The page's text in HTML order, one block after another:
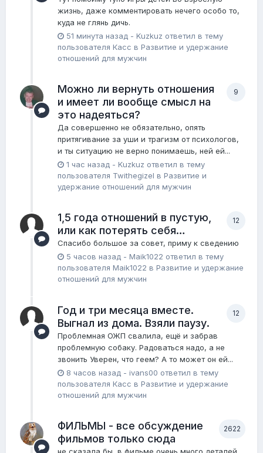
жизнь, даже комментировать нечего особо то,
куда не глянь дичь.
51 минута назад - Kuzkuz ответил в тему
пользователя Касс в Pазвитие и удержание
отношений для мужчин
9
Можно ли вернуть отношения
и имеет ли вообще смысл на
это надеяться?
Да совершенно не обязательно, опять
притягивание за уши и трагизм от психологов,
и ты ситуацию не верно понимаешь, ней ей...
1 час назад - Kuzkuz ответил в тему
пользователя Twithegizel в Pазвитие и
удержание отношений для мужчин
12
1,5 года отношений в пустую,
или как потерять себя…
Спасибо большое за совет, приму к сведению
5 часов назад - Maik1022 ответил в тему
пользователя Maik1022 в Pазвитие и удержание
отношений для мужчин
12
Год и три месяца вместе.
Выгнал из дома. Взяли паузу.
Проблемная ОЖП свалила, ещё и забрав
проблемную собаку. Радоваться надо, а не
звонить Уверен, что геем? А то может он ей...
8 часов назад - ivans00 ответил в тему
пользователя Касс в Pазвитие и удержание
отношений для мужчин
2622
ФИЛЬМЫ - все обсуждение
фильмов только сюда